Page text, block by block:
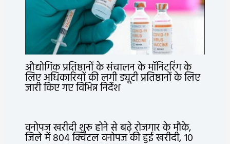
औद्योगिक प्रतिष्ठानों के संचालन के मॉनिटरिंग के
लिए अधिकारियों की लगी ड्यूटी प्रतिष्ठानों के लिए
जारी किए गए विभिन्न निर्देश
वनोपज खरीदी शुरू होने से बढ़े रोजगार के मौके,
जिले में 804 क्विंटल वनोपज की हुई खरीदी, 10